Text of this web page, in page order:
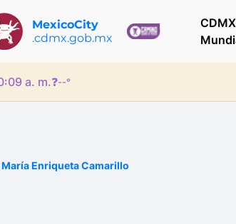
MexicoCity
.cdmx.gob.mx
CDMX
a. m.❓--°
Enriqueta Camarillo